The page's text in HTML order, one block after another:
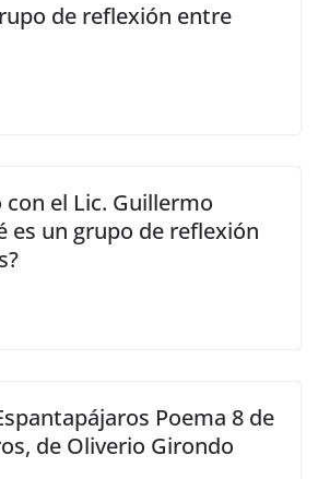
de reflexión entre
con el Lic. Guillermo
es un grupo de reflexión
Poema 8 de
de Oliverio Girondo